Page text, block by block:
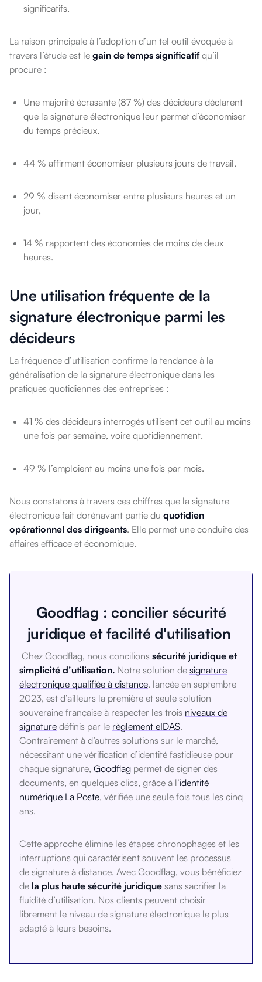
significatifs.
La raison principale à l’adoption d’un tel outil évoquée à
travers l’étude est le gain de temps significatifqu’il
procure :
Une majorité écrasante (87 %) des décideurs déclarent
que la signature électronique leur permet d’économiser
du temps précieux,
44 % affirment économiser plusieurs jours de travail,
29 % disent économiser entre plusieurs heures et un
jour,
14 % rapportent des économies de moins de deux
heures.
Une utilisation fréquente de la
signature électronique parmi les
décideurs
La fréquence d’utilisation confirme la tendance à la
généralisation de la signature électronique dans les
pratiques quotidiennes des entreprises :
41 % des décideurs interrogés utilisent cet outil au moins
une fois par semaine, voire quotidiennement.
49 % l’emploient au moins une fois par mois.
Nous constatons à travers ces chiffres que la signature
électronique fait dorénavant partie du quotidien
opérationnel des dirigeants. Elle permet une conduite des
affaires efficace et économique.
Goodflag : concilier sécurité
juridique et facilité d'utilisation
Chez Goodflag, nous concilions sécurité juridique et
simplicité d’utilisation. Notre solution de signature
électronique qualifiée à distance, lancée en septembre
2023, est d’ailleurs la première et seule solution
souveraine française à respecter les trois niveaux de
signature définis par le règlement eIDAS.
Contrairement à d’autres solutions sur le marché,
nécessitant une vérification d’identité fastidieuse pour
chaque signature, Goodflag permet de signer des
documents, en quelques clics, grâce à l’identité
numérique La Poste, vérifiée une seule fois tous les cinq
ans.
Cette approche élimine les étapes chronophages et les
interruptions qui caractérisent souvent les processus
de signature à distance. Avec Goodflag, vous bénéficiez
de la plus haute sécurité juridique sans sacrifier la
fluidité d’utilisation. Nos clients peuvent choisir
librement le niveau de signature électronique le plus
adapté à leurs besoins.